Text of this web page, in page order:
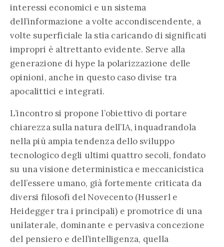
interessi economici e un sistema
dell’informazione a volte accondiscendente, a
volte superficiale la stia caricando di significati
impropri è altrettanto evidente. Serve alla
generazione di hype la polarizzazione delle
opinioni, anche in questo caso divise tra
apocalittici e integrati.
L’incontro si propone l’obiettivo di portare
chiarezza sulla natura dell’IA, inquadrandola
nella più ampia tendenza dello sviluppo
tecnologico degli ultimi quattro secoli, fondato
su una visione deterministica e meccanicistica
dell’essere umano, già fortemente criticata da
diversi filosofi del Novecento (Husserl e
Heidegger tra i principali) e promotrice di una
unilaterale, dominante e pervasiva concezione
del pensiero e dell’intelligenza, quella